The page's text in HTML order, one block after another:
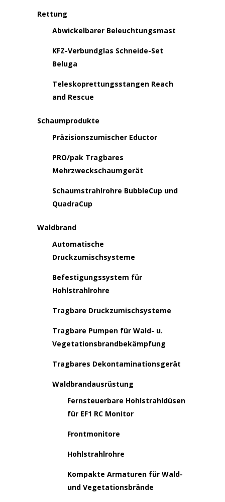
Rettung
Abwickelbarer Beleuchtungsmast
KFZ-Verbundglas Schneide-Set
Beluga
Teleskoprettungsstangen Reach
and Rescue
Schaumprodukte
Präzisionszumischer Eductor
PRO/pak Tragbares
Mehrzweckschaumgerät
Schaumstrahlrohre BubbleCup und
QuadraCup
Waldbrand
Automatische
Druckzumischsysteme
Befestigungssystem für
Hohlstrahlrohre
Tragbare Druckzumischsysteme
Tragbare Pumpen für Wald- u.
Vegetationsbrandbekämpfung
Tragbares Dekontaminationsgerät
Waldbrandausrüstung
Fernsteuerbare Hohlstrahldüsen
für EF1 RC Monitor
Frontmonitore
Hohlstrahlrohre
Kompakte Armaturen für Wald-
und Vegetationsbrände